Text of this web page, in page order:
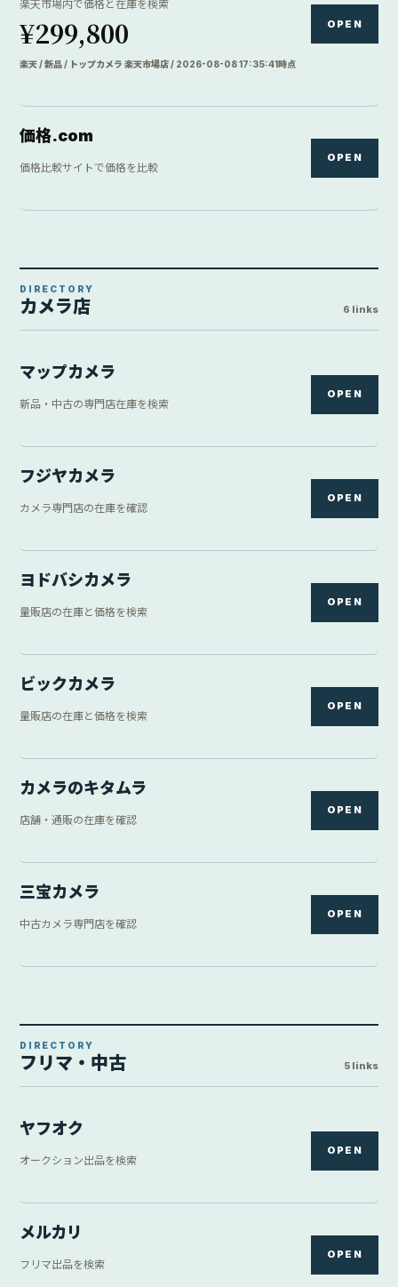
楽天市場内で価格と在庫を検索
¥299,800
楽天 / 新品 / トップカメラ 楽天市場店 / 2026-08-08 17:35:41時点
OPEN
価格.com
価格比較サイトで価格を比較
OPEN
DIRECTORY
カメラ店 6 links
マップカメラ
新品・中古の専門店在庫を検索
OPEN
フジヤカメラ
カメラ専門店の在庫を確認
OPEN
ヨドバシカメラ
量販店の在庫と価格を検索
OPEN
ビックカメラ
量販店の在庫と価格を検索
OPEN
カメラのキタムラ
店舗・通販の在庫を確認
OPEN
三宝カメラ
中古カメラ専門店を確認
OPEN
DIRECTORY
フリマ・中古 5 links
ヤフオク
オークション出品を検索
OPEN
メルカリ
フリマ出品を検索
OPEN